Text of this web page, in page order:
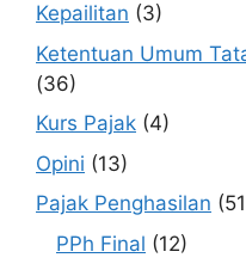
Kepailitan (3)
Ketentuan Umum
(36)
Kurs Pajak (4)
Opini (13)
Pajak Penghasilan
PPh Final (12)